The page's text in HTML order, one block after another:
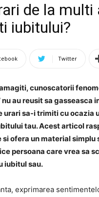
de la multi
iubitului?
Twitter
cunoscatorii
nu au reusit sa gasseasca
urari sa-i trimiti cu ocazia
tau. Acest articol
si ofera un material simplu
persoana care vrea sa
iubitul sau.
exprimarea